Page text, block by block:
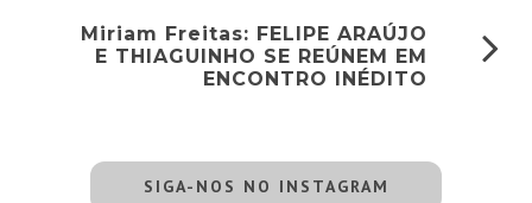
Miriam Freitas: FELIPE ARAÚJO
E THIAGUINHO SE REÚNEM EM
ENCONTRO INÉDITO
SIGA-NOS NO INSTAGRAM